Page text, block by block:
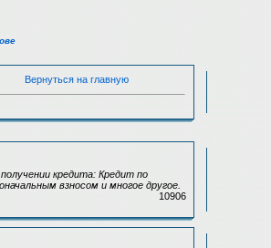
Вернуться на главную
кредита: Кредит по
взносом и многое другое.
10906